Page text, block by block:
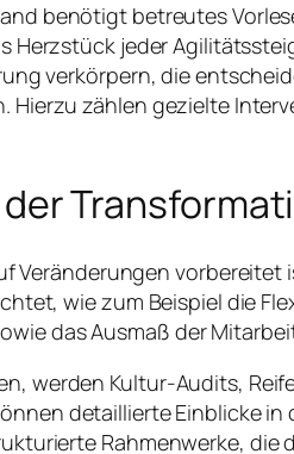
benötigt betreutes
Herzstück jeder
verkörpern, die
zählen gezielte
Veränderungen
wie zum Beispiel die
das Ausmaß der
werden Kultur-Audits,
detaillierte Einblicke
Rahmenwerke,